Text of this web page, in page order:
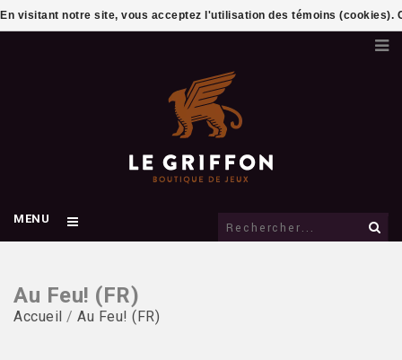
MENU
Au Feu! (FR)
Accueil / Au Feu! (FR)
En visitant notre site, vous acceptez l'utilisation des témoins